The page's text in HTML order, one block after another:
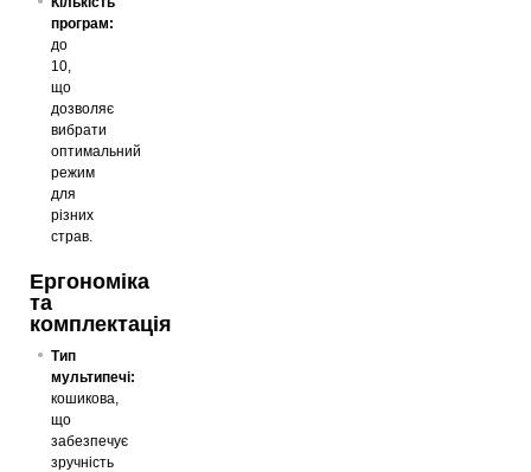
програм:
до
10,
що
дозволяє
вибрати
оптимальний
режим
для
різних
страв.
Ергономіка
та
комплектація
Тип
мультипечі:
кошикова,
що
забезпечує
зручність